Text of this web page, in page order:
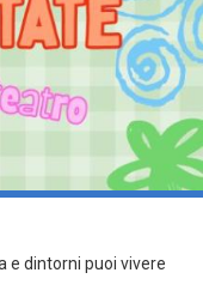
e dintorni puoi vivere